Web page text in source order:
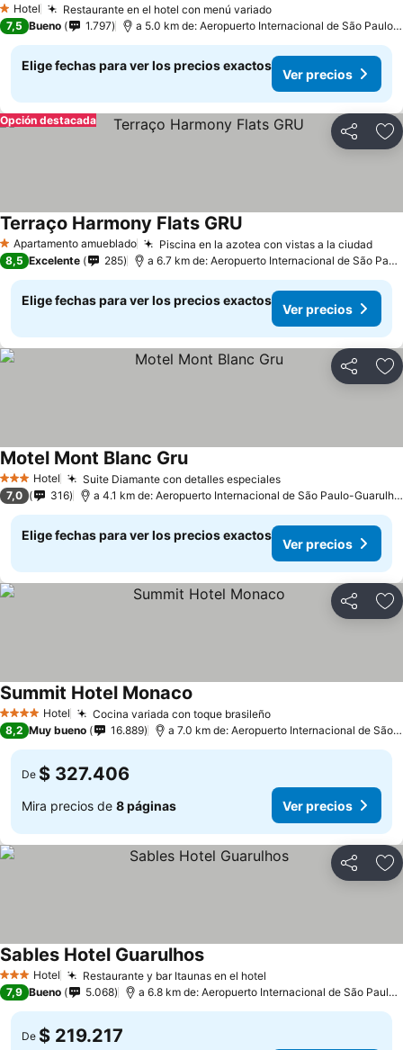
1 Estrellas
Hotel Restaurante en el hotel con menú variado
7,5 Bueno 1.797 a 5.0 km de: Aeropuerto Internacional de São Paulo-Guarulhos
Elige fechas para ver los precios exactos
Ver precios
Compartir
Opción destacada
1 Estrellas
Apartamento amueblado Piscina en la azotea con vistas a la ciudad
Terraço Harmony Flats GRU
8,5 Excelente 285 a 6.7 km de: Aeropuerto Internacional de São Paulo-Guarulhos
Elige fechas para ver los precios exactos
Ver precios
Compartir
3 Estrellas
Hotel Suite Diamante con detalles especiales
Motel Mont Blanc Gru
7,0 316 a 4.1 km de: Aeropuerto Internacional de São Paulo-Guarulhos
Elige fechas para ver los precios exactos
Ver precios
Compartir
4 EstrellasHotel Cocina variada con toque brasileño
Summit Hotel Monaco
8,2 Muy bueno 16.889 a 7.0 km de: Aeropuerto Internacional de São Paulo-Guarulhos
De $ 327.406
Mira precios de 8 páginas Ver precios
Compartir
3 Estrellas
Hotel Restaurante y bar Itaunas en el hotel
Sables Hotel Guarulhos
7,9 Bueno 5.068 a 6.8 km de: Aeropuerto Internacional de São Paulo-Guarulhos
De $ 219.217